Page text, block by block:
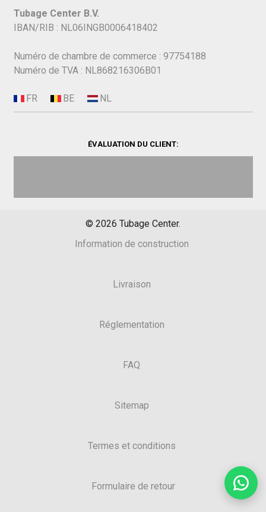
Tubage Center B.V.
IBAN/RIB : NL06INGB0006418402
Numéro de chambre de commerce : 97754188
Numéro de TVA : NL868216306B01
ÉVALUATION DU CLIENT:
© 2026 Tubage Center.
Information de construction
Livraison
Réglementation
FAQ
Sitemap
Termes et conditions
Formulaire de retour